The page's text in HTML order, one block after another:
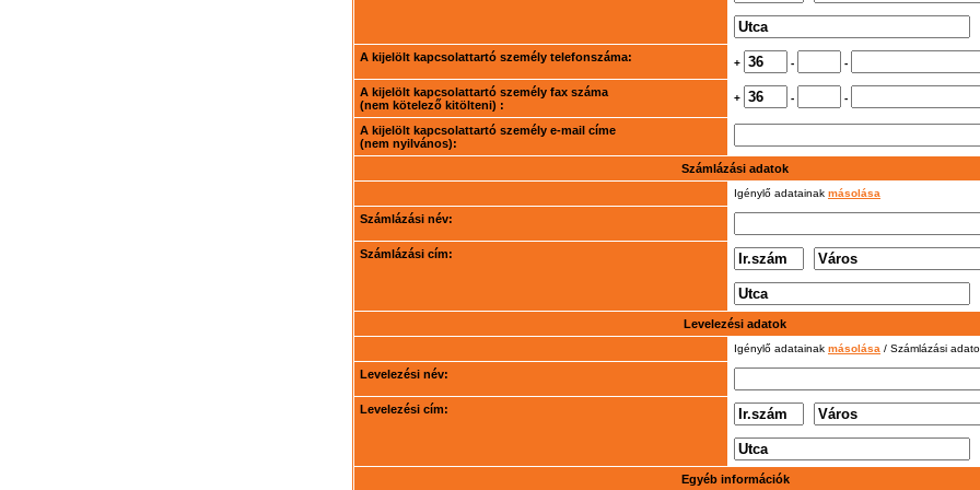
A kijelölt kapcsolattartó személy telefonszáma: + - -
A kijelölt kapcsolattartó személy fax száma
(nem kötelező kitölteni) :
+ - -
A kijelölt kapcsolattartó személy e-mail címe
(nem nyilvános):
Számlázási adatok
Igénylő adatainak másolása
Számlázási név:
Számlázási cím:
Levelezési adatok
Igénylő adatainak másolása / Számlázási
Levelezési név:
Levelezési cím:
Egyéb információk